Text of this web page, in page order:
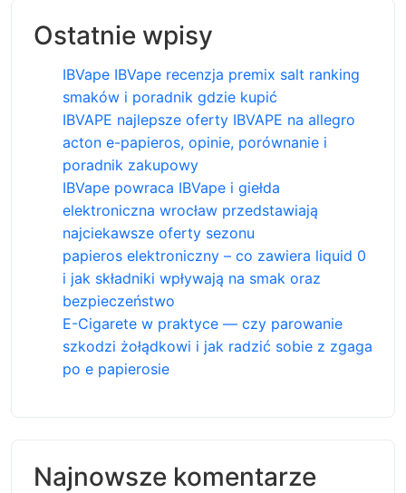
Ostatnie wpisy
IBVape IBVape recenzja premix salt ranking
smaków i poradnik gdzie kupić
IBVAPE najlepsze oferty IBVAPE na allegro
acton e-papieros, opinie, porównanie i
poradnik zakupowy
IBVape powraca IBVape i giełda
elektroniczna wrocław przedstawiają
najciekawsze oferty sezonu
papieros elektroniczny – co zawiera liquid 0
i jak składniki wpływają na smak oraz
bezpieczeństwo
E-Cigarete w praktyce — czy parowanie
szkodzi żołądkowi i jak radzić sobie z zgaga
po e papierosie
Najnowsze komentarze